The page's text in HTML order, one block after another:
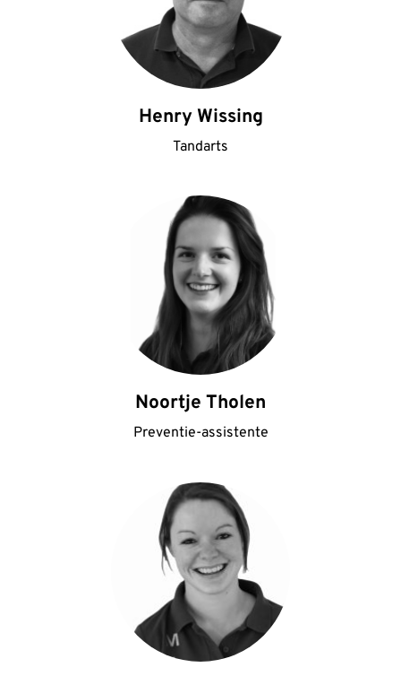
Henry Wissing
Tandarts
Noortje Tholen
Preventie-assistente